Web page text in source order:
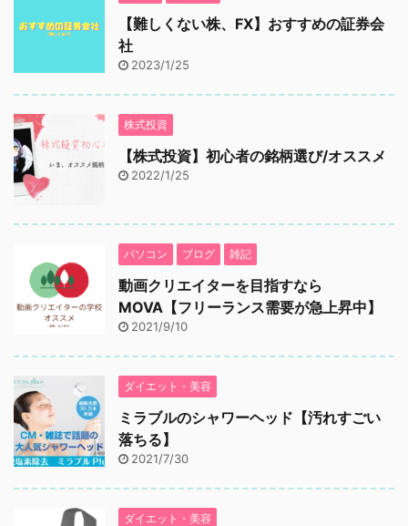
【難しくない株、FX】おすすめの証券会
社
2023/1/25
株式投資
【株式投資】初心者の銘柄選び/オススメ
2022/1/25
パソコン ブログ 雑記
動画クリエイターを目指すなら
MOVA【フリーランス需要が急上昇中】
2021/9/10
ダイエット・美容
ミラブルのシャワーヘッド【汚れすごい
落ちる】
2021/7/30
ダイエット・美容